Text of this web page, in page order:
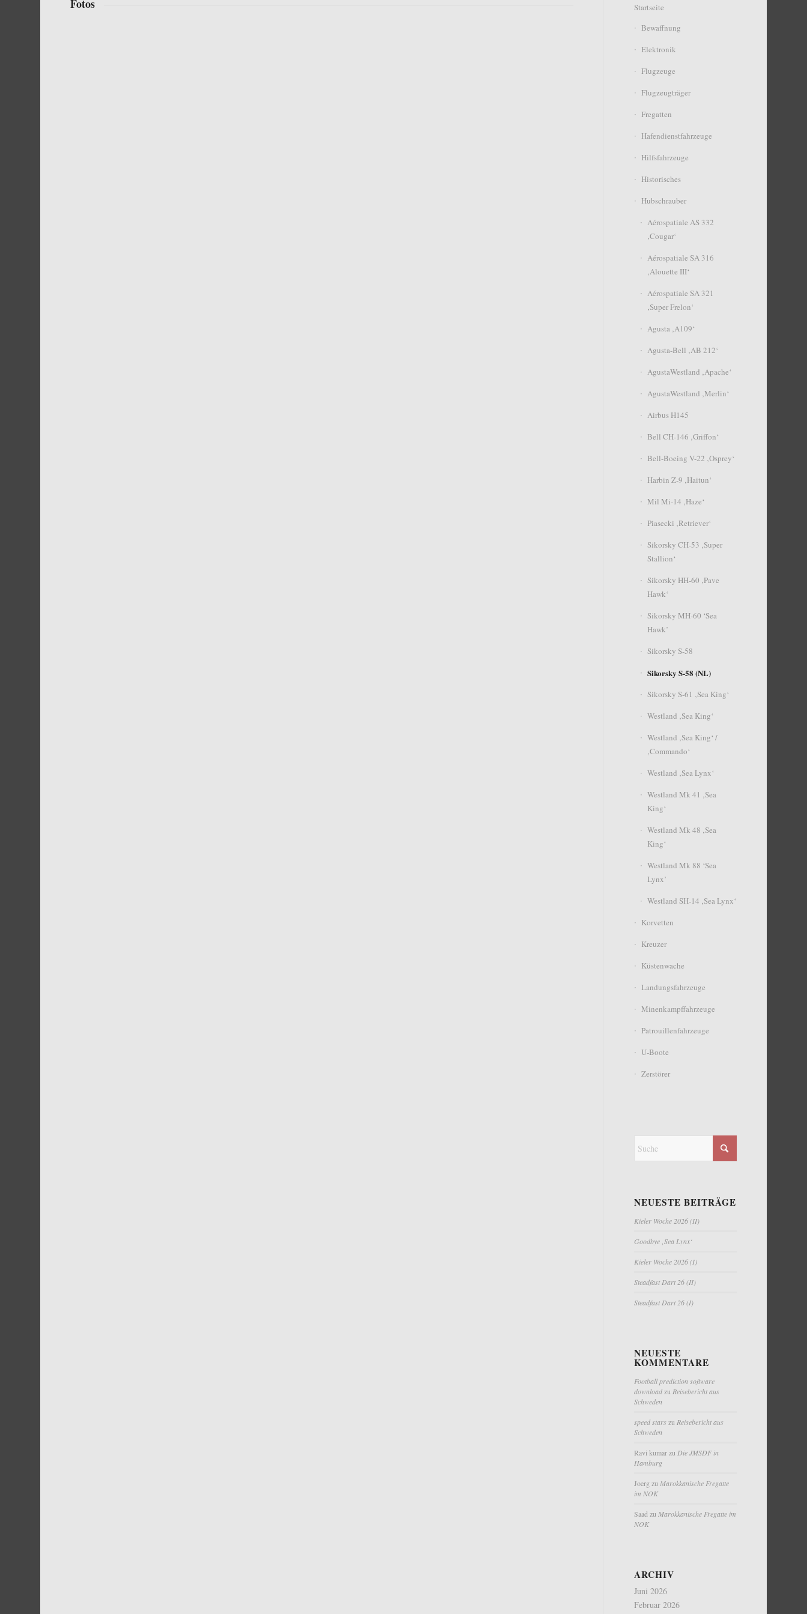
Fotos
Startseite
Bewaffnung
Elektronik
Flugzeuge
Flugzeugträger
Fregatten
Hafendienstfahrzeuge
Hilfsfahrzeuge
Historisches
Hubschrauber
Aérospatiale AS 332
‚Cougar‘
Aérospatiale SA 316
‚Alouette III‘
Aérospatiale SA 321
‚Super Frelon‘
Agusta ‚A109‘
Agusta-Bell ‚AB 212‘
AgustaWestland ‚Apache‘
AgustaWestland ‚Merlin‘
Airbus H145
Bell CH-146 ‚Griffon‘
Bell-Boeing V-22 ‚Osprey‘
Harbin Z-9 ‚Haitun‘
Mil Mi-14 ‚Haze‘
Piasecki ‚Retriever‘
Sikorsky CH-53 ‚Super
Stallion‘
Sikorsky HH-60 ‚Pave
Hawk‘
Sikorsky MH-60 ‘Sea
Hawk’
Sikorsky S-58
Sikorsky S-58 (NL)
Sikorsky S-61 ‚Sea King‘
Westland ‚Sea King‘
Westland ‚Sea King‘ /
‚Commando‘
Westland ‚Sea Lynx‘
Westland Mk 41 ‚Sea
King‘
Westland Mk 48 ‚Sea
King‘
Westland Mk 88 ‘Sea
Lynx’
Westland SH-14 ‚Sea Lynx‘
Korvetten
Kreuzer
Küstenwache
Landungsfahrzeuge
Minenkampffahrzeuge
Patrouillenfahrzeuge
U-Boote
Zerstörer
NEUESTE BEITRÄGE
Kieler Woche 2026 (II)
Goodbye ‚Sea Lynx‘
Kieler Woche 2026 (I)
Steadfast Dart 26 (II)
Steadfast Dart 26 (I)
NEUESTE
KOMMENTARE
Football prediction software
downloadzu Reisebericht aus
Schweden
speed stars zu Reisebericht aus
Schweden
Ravi kumarzu Die JMSDF in
Hamburg
Joerg zu Marokkanische Fregatte
im NOK
Saad zu Marokkanische Fregatte im
NOK
ARCHIV
Juni 2026
Februar 2026